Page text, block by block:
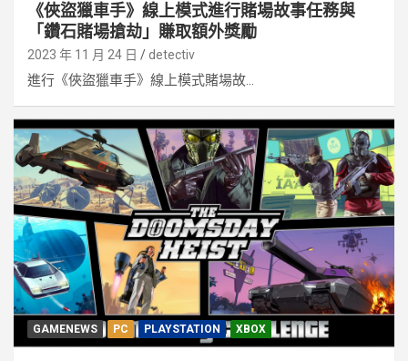
《俠盜獵車手》線上模式進行賭場故事任務與
「鑽石賭場搶劫」賺取額外獎勵
2023 年 11 月 24 日 detectiv
進行《俠盜獵車手》線上模式賭場故...
GAMENEWS PC PLAYSTATION XBOX